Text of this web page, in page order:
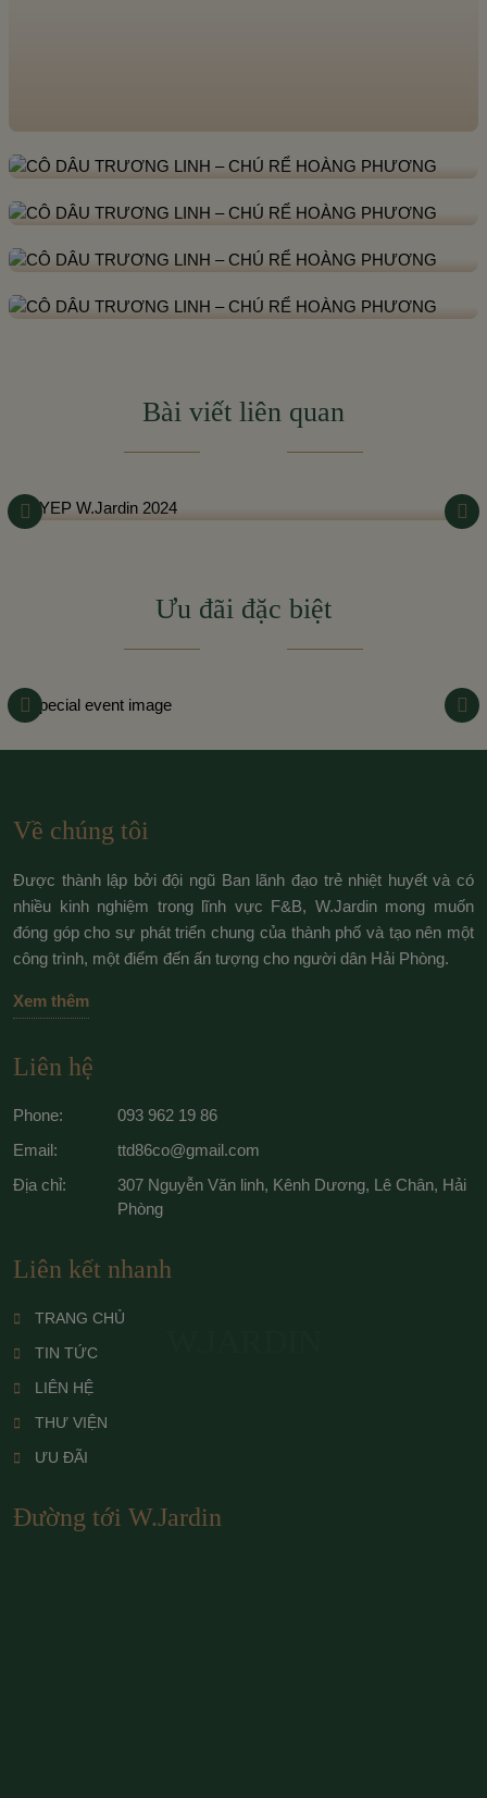
Bài viết liên quan
Ưu đãi đặc biệt
Về chúng tôi
Được thành lập bởi đội ngũ Ban lãnh đạo trẻ nhiệt huyết và có
nhiều kinh nghiệm trong lĩnh vực F&B, W.Jardin mong muốn
đóng góp cho sự phát triển chung của thành phố và tạo nên một
công trình, một điểm đến ấn tượng cho người dân Hải Phòng.
Xem thêm
Liên hệ
Phone:
093 962 19 86
Email:
ttd86co@gmail.com
Địa chỉ:
307 Nguyễn Văn linh, Kênh Dương, Lê Chân, Hải
Phòng
Liên kết nhanh
TRANG CHỦ
TIN TỨC
LIÊN HỆ
THƯ VIỆN
ƯU ĐÃI
Đường tới W.Jardin